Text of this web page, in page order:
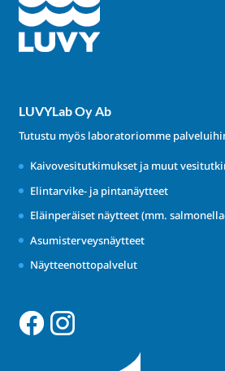
LUVYLab Oy Ab
Tutustu myös laboratoriomme
Kaivovesitutkimukset ja muut
Elintarvike- ja pintanäytteet
Eläinperäiset näytteet (mm.
Asumisterveysnäytteet
Näytteenottopalvelut